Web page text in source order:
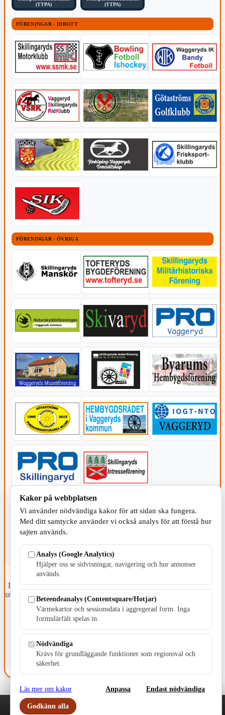
(TTPA)
(TTPA)
FÖRENINGAR - IDROTT
FÖRENINGAR - ÖVRIGA
KOMMUNEN
Fristående webbtidningsföretag grundat 1991 som sedan 2002 ger
ut tidningen Skillingaryd.nu och 2010 lanserades Värnamo.nu. Från
april 2026 omfattar Skillingaryd.nu tre kommuner: Gnosjö,
Värnamo och Vaggeryds kommun.
Kontakta oss
Postadress: Gisslaköp 1, 568 92 Skillingaryd
Kakor på webbplatsen
Vi använder nödvändiga kakor för att sidan ska fungera.
Med ditt samtycke använder vi också analys för att förstå hur
sajten används.
Analys (Google Analytics)
Hjälper oss se sidvisningar, navigering och hur annonser
används.
Beteendeanalys (Contentsquare/Hotjar)
Värmekartor och sessionsdata i aggregerad form. Inga
formulärfält spelas in.
Nödvändiga
Krävs för grundläggande funktioner som regionsval och
säkerhet.
Läs mer om kakor Anpassa Endast nödvändiga
Godkänn alla